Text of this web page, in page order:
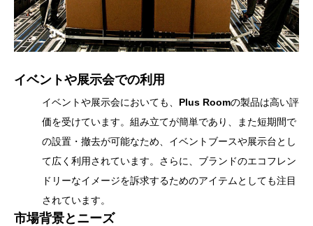
イベントや展示会での利用
イベントや展示会においても、 Plus Roomの製品は高い評
価を受けています。組み立てが簡単であり、また短期間で
の設置・撤去が可能なため、イベントブースや展示台とし
て広く利用されています。さらに、ブランドのエコフレン
ドリーなイメージを訴求するためのアイテムとしても注目
されています。
市場背景とニーズ